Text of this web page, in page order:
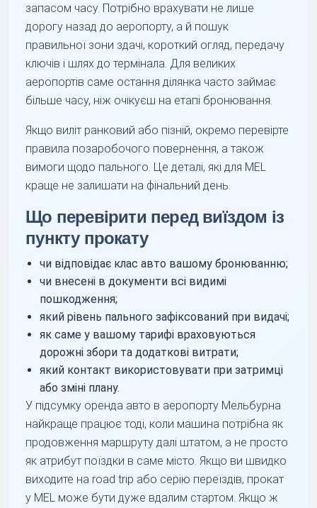
запасом часу. Потрібно врахувати не лише
дорогу назад до аеропорту, а й пошук
правильної зони здачі, короткий огляд, передачу
ключів і шлях до термінала. Для великих
аеропортів саме остання ділянка часто займає
більше часу, ніж очікуєш на етапі бронювання.
Якщо виліт ранковий або пізній, окремо перевірте
правила позаробочого повернення, а також
вимоги щодо пального. Це деталі, які для MEL
краще не залишати на фінальний день.
Що перевірити перед виїздом із
пункту прокату
чи відповідає клас авто вашому бронюванню;
чи внесені в документи всі видимі
пошкодження;
який рівень пального зафіксований при видачі;
як саме у вашому тарифі враховуються
дорожні збори та додаткові витрати;
який контакт використовувати при затримці
або зміні плану.
У підсумку оренда авто в аеропорту Мельбурна
найкраще працює тоді, коли машина потрібна як
продовження маршруту далі штатом, а не просто
як атрибут поїздки в саме місто. Якщо ви швидко
виходите на road trip або серію переїздів, прокат
у MEL може бути дуже вдалим стартом. Якщо ж